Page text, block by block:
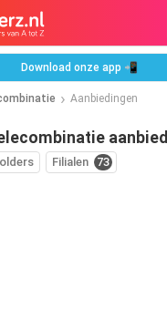
Download onze app 📲
Aanbiedingen
Filialen 73